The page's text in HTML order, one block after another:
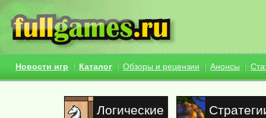
Новости игр Каталог Обзоры и рецензии Анонсы
Логические